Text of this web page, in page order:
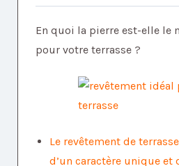
En quoi la pierre est-elle le
pour votre terrasse ?
Le revêtement de
d’un caractère unique et